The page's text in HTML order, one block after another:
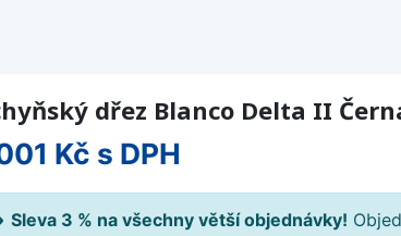
dřez Blanco Delta II
Kč s DPH
Sleva 3 % na všechny větší objednávky!